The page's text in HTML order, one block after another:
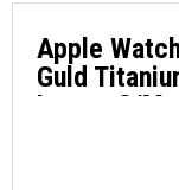
Apple
Guld
Loop - S/M